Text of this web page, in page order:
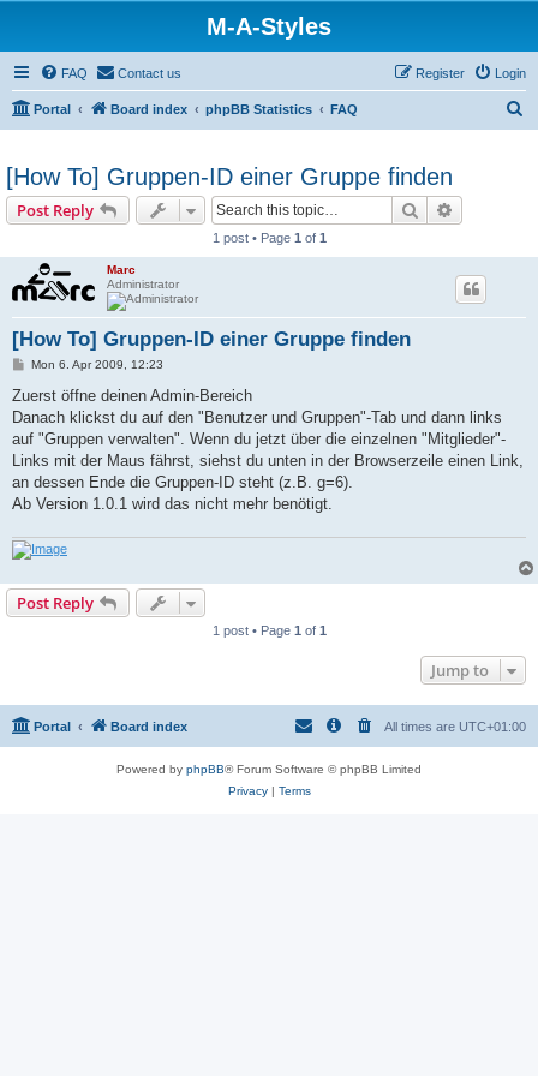
M-A-Styles
FAQ Contact us Login
Register
Portal Board index phpBB Statistics FAQ
[How To] Gruppen-ID einer Gruppe finden
Post Reply Search
1 post • Page 1 of 1
Marc
Administrator
[How To] Gruppen-ID einer Gruppe finden
P
s
Mon 6. Apr 2009, 12:23
Zuerst öffne deinen Admin-Bereich
Danach klickst du auf den "Benutzer und Gruppen"-Tab und dann links
auf "Gruppen verwalten". Wenn du jetzt über die einzelnen "Mitglieder"-
Links mit der Maus fährst, siehst du unten in der Browserzeile einen Link,
an dessen Ende die Gruppen-ID steht (z.B. g=6).
Ab Version 1.0.1 wird das nicht mehr benötigt.
Post Reply
1 post • Page 1 of 1
Jump to
Portal Board index All times are UTC+01:00
Powered by phpBB® Forum Software © phpBB Limited
Privacy| Terms